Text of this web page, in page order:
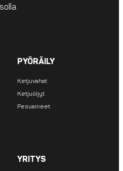
PYÖRÄILY
Ketjuvahat
Ketjuöljyt
Pesuaineet
YRITYS